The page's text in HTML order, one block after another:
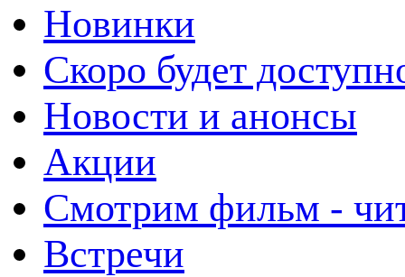
Новинки
Скоро будет
Новости и анонсы
Акции
Смотрим фильм -
Встречи